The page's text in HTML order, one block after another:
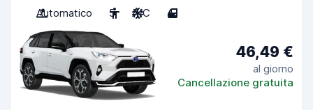
Automatico
5 A/C 4
46,49 €
al giorno
Cancellazione gratuita